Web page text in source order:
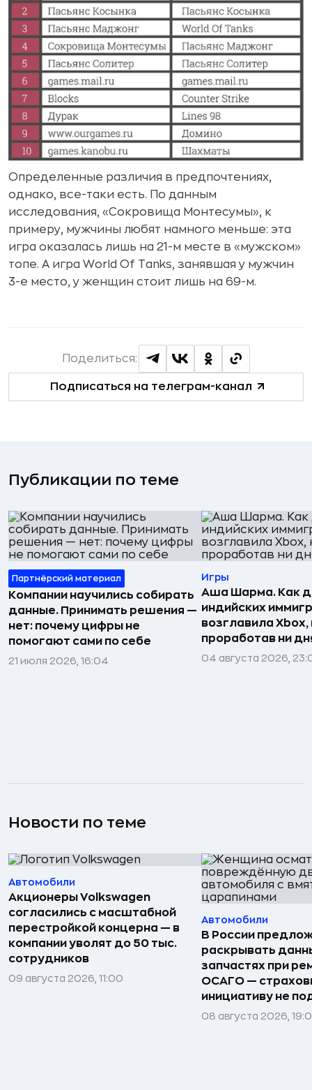
Определенные различия в предпочтениях,
однако, все-таки есть. По данным
исследования, «Сокровища Монтесумы», к
примеру, мужчины любят намного меньше: эта
игра оказалась лишь на 21-м месте в «мужском»
топе. А игра World Of Tanks, занявшая у мужчин
3-е место, у женщин стоит лишь на 69-м.
Подписаться на телеграм-канал
Поделиться:
Публикации по теме
Партнёрский материал
Компании научились собирать
данные. Принимать решения —
нет: почему цифры не
помогают сами по себе
21 июля 2026, 16:04
Игры
Аша Шарма. Как
индийских
возглавила Xbox,
проработав ни
04 августа 2026,
Новости по теме
Автомобили
Акционеры Volkswagen
согласились с масштабной
перестройкой концерна — в
компании уволят до 50 тыс.
сотрудников
09 августа 2026, 11:00
Автомобили
В России
раскрывать
запчастях при
ОСАГО —
инициативу не
08 августа 2026,